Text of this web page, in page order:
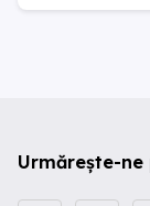
Urmărește-ne